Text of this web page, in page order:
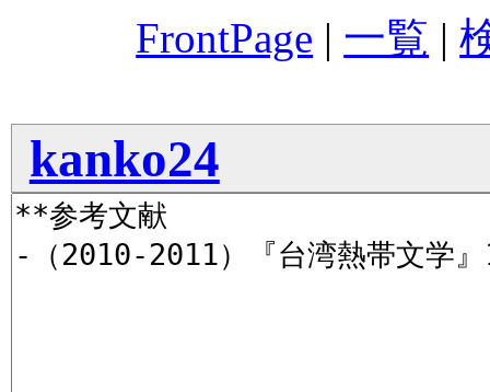
FrontPage | 一覧 |
kanko24